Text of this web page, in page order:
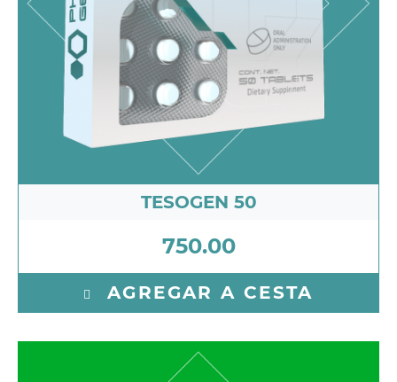
TESOGEN 50
750.00
AGREGAR A CESTA